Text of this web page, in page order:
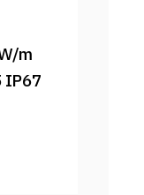
m
IP67